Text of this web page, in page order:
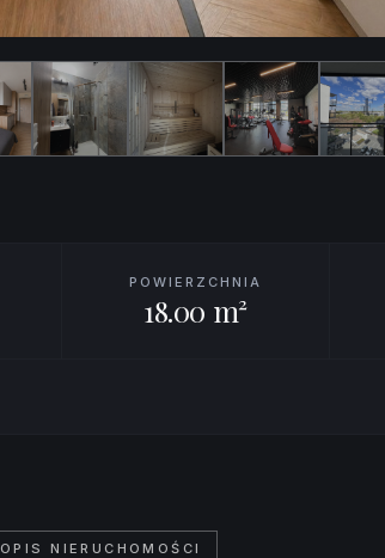
POWIERZCHNIA
18.00 m²
OPIS NIERUCHOMOŚCI